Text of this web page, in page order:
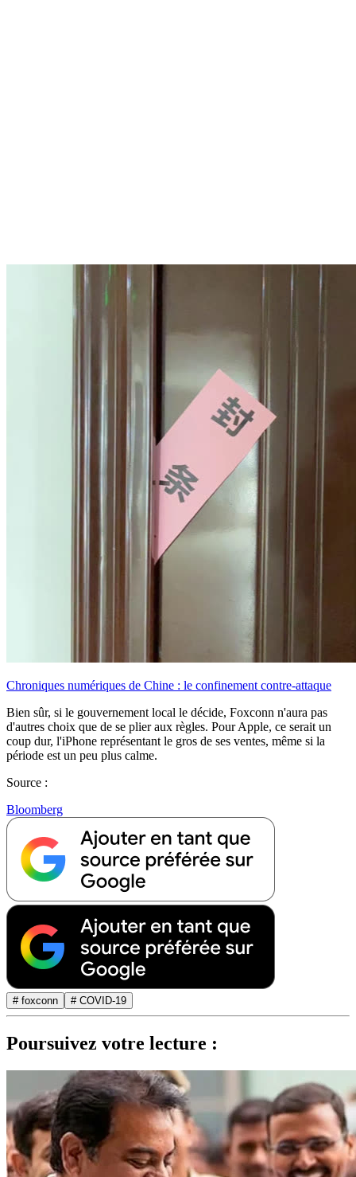
Chroniques numériques de Chine : le confinement contre-attaque
Bien sûr, si le gouvernement local le décide, Foxconn n'aura pas
d'autres choix que de se plier aux règles. Pour Apple, ce serait un
coup dur, l'iPhone représentant le gros de ses ventes, même si la
période est un peu plus calme.
Source :
Bloomberg
# foxconn # COVID-19
Poursuivez votre lecture :